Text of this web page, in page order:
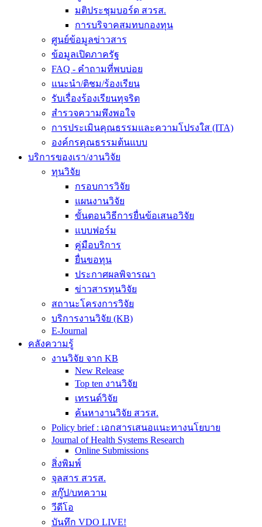
มติประชุมบอร์ด สวรส.
การบริจาคสมทบกองทุน
ศูนย์ข้อมูลข่าวสาร
ข้อมูลเปิดภาครัฐ
FAQ - คำถามที่พบบ่อย
แนะนำ/ติชม/ร้องเรียน
รับเรื่องร้องเรียนทุจริต
สำรวจความพึงพอใจ
การประเมินคุณธรรมและความโปรงใส (ITA)
องค์กรคุณธรรมต้นแบบ
บริการของเรา/งานวิจัย
ทุนวิจัย
กรอบการวิจัย
แผนงานวิจัย
ขั้นตอนวิธีการยื่นข้อเสนอวิจัย
แบบฟอร์ม
คู่มือบริการ
ยื่นขอทุน
ประกาศผลพิจารณา
ข่าวสารทุนวิจัย
สถานะโครงการวิจัย
บริการงานวิจัย (KB)
E-Journal
คลังความรู้
งานวิจัย จาก KB
New Release
Top ten งานวิจัย
เทรนด์วิจัย
ค้นหางานวิจัย สวรส.
Policy brief : เอกสารเสนอแนะทางนโยบาย
Journal of Health Systems Research
Online Submissions
สิ่งพิมพ์
จุลสาร สวรส.
สกู๊ป/บทความ
วีดีโอ
บันทึก VDO LIVE!